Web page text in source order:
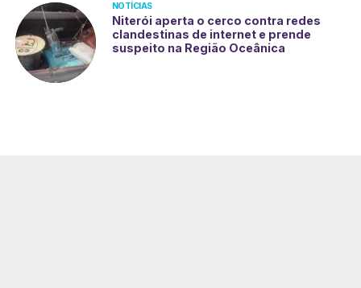
NOTÍCIAS
Niterói aperta o cerco contra redes
clandestinas de internet e prende
suspeito na Região Oceânica